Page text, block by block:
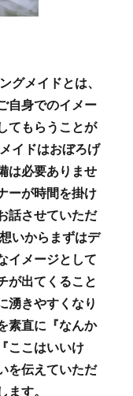
グメイドとは、
自身でのイメー
てもらうことが
イドはおぼろげ
は必要ありませ
ーが時間を掛け
話させていただ
いからまずはデ
イメージとして
が出てくること
湧きやすくなり
素直に『なんか
ここはいいけ
を伝えていただ
す。